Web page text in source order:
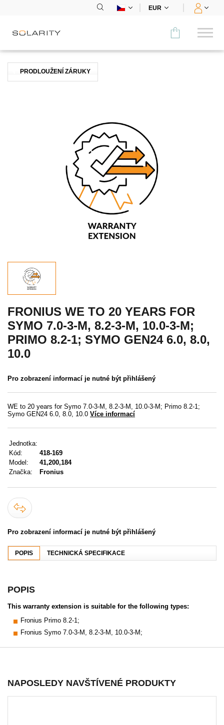
EUR
Porovnat
MENU
KONTAKTY
UŽIVATELSKÉ MENU
Menu
Přihlášení
Registrace
PRODLOUŽENÍ ZÁRUKY
FRONIUS WE TO 20 YEARS FOR
SYMO 7.0-3-M, 8.2-3-M, 10.0-3-M;
PRIMO 8.2-1; SYMO GEN24 6.0, 8.0,
10.0
Pro zobrazení informací je nutné být přihlášený
WE to 20 years for Symo 7.0-3-M, 8.2-3-M, 10.0-3-M; Primo 8.2-1;
Symo GEN24 6.0, 8.0, 10.0 Více informací
Jednotka:
Kód:
418-169
Model:
41,200,184
Značka:
Fronius
Pro zobrazení informací je nutné být přihlášený
POPIS TECHNICKÁ SPECIFIKACE
POPIS
This warranty extension is suitable for the following types:
Fronius Primo 8.2-1;
Fronius Symo 7.0-3-M, 8.2-3-M, 10.0-3-M;
NAPOSLEDY NAVŠTÍVENÉ PRODUKTY